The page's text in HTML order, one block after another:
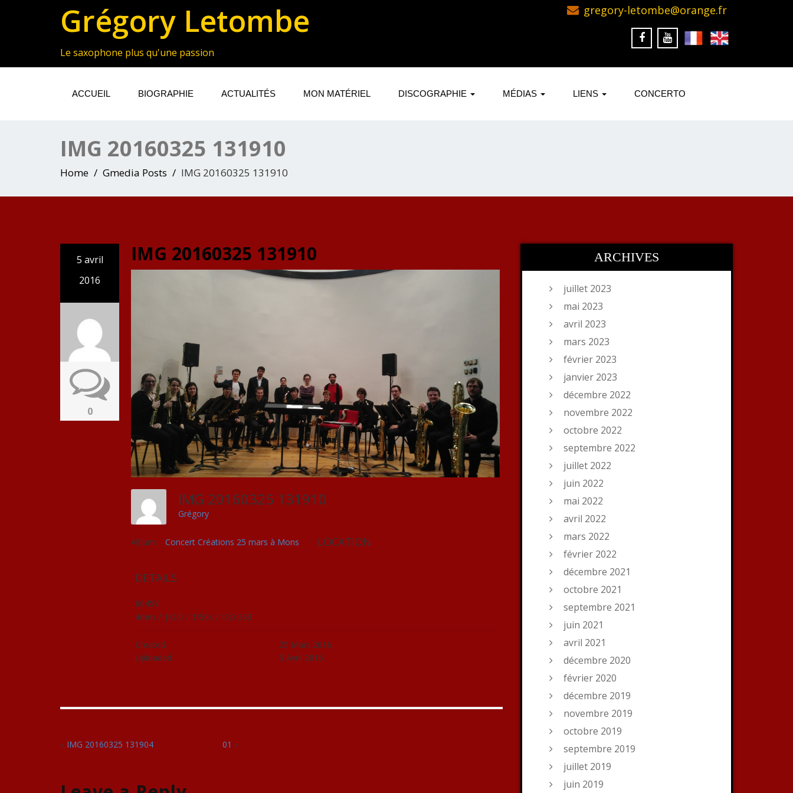
Grégory Letombe
Le saxophone plus qu'une passion
gregory-letombe@orange.fr
ACCUEIL BIOGRAPHIE ACTUALITÉS MON MATÉRIEL DISCOGRAPHIE MÉDIAS LIENS CONCERTO
IMG 20160325 131910
Home Gmedia Posts IMG 20160325 131910
5 avril
2016
0
IMG 20160325 131910
IMG 20160325 131910
Grégory
Album: Concert Créations 25 mars à Mons LOCATION
DETAILS
6045Y
4mm / ƒ/2.0 / 1/50s / ISO 353
Created
25 Mars 2016
Uploaded
5 Avril 2016
« IMG 20160325 131904 01 »
ARCHIVES
juillet 2023
mai 2023
avril 2023
mars 2023
février 2023
janvier 2023
décembre 2022
novembre 2022
octobre 2022
septembre 2022
juillet 2022
juin 2022
mai 2022
avril 2022
mars 2022
février 2022
décembre 2021
octobre 2021
septembre 2021
juin 2021
avril 2021
décembre 2020
février 2020
décembre 2019
novembre 2019
octobre 2019
septembre 2019
juillet 2019
juin 2019